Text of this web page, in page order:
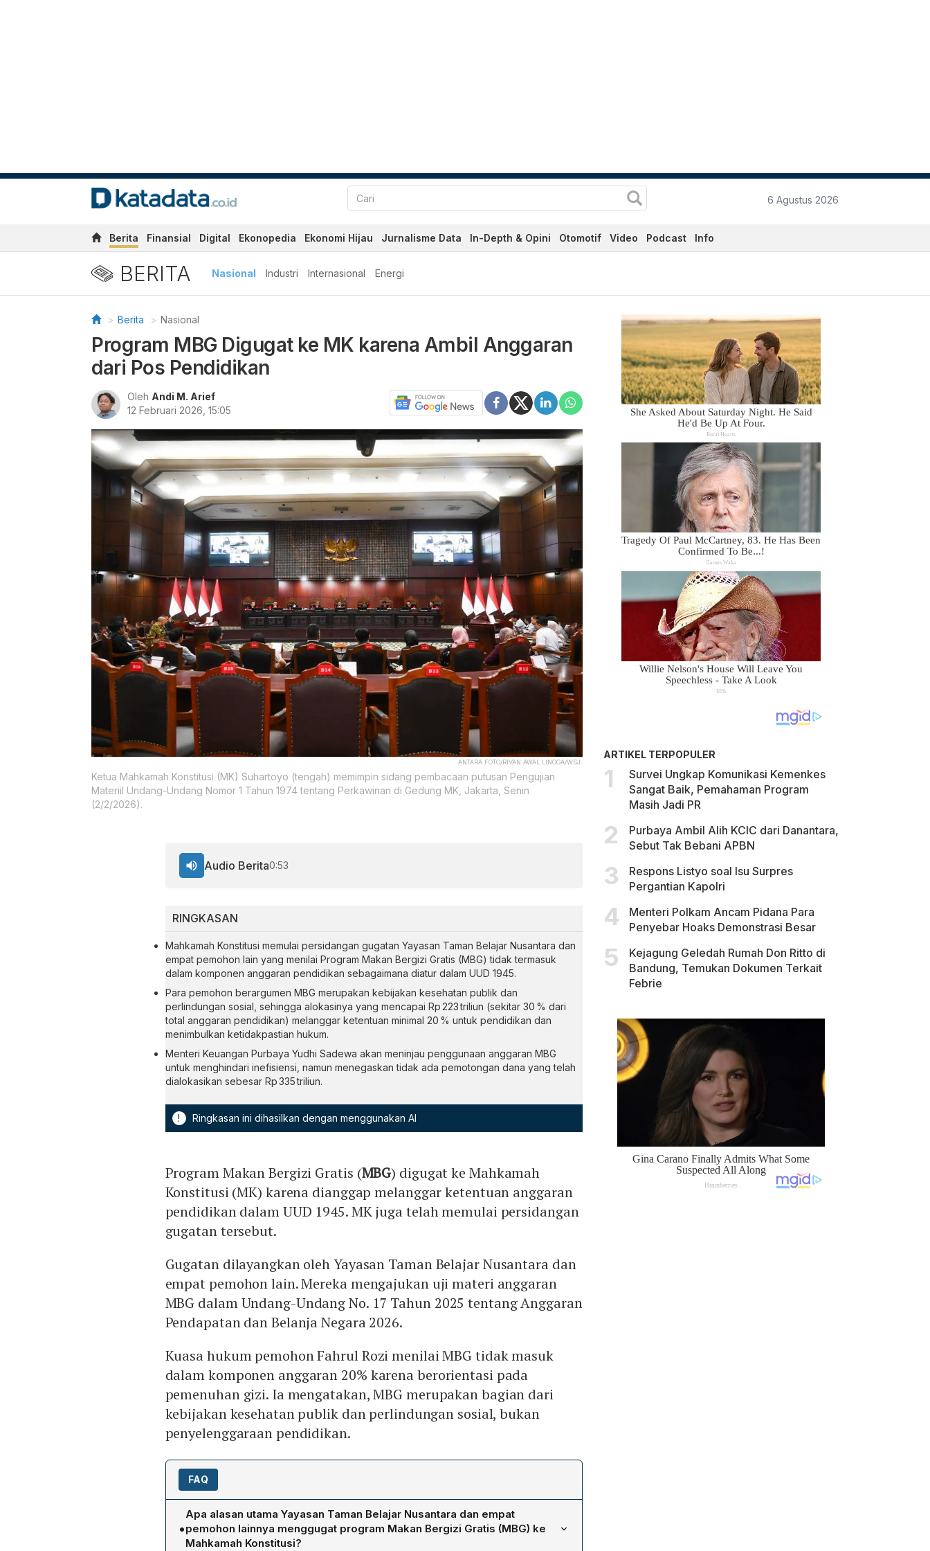
6 Agustus 2026
Berita Finansial Digital Ekonopedia Ekonomi Hijau Jurnalisme Data In-Depth & Opini Otomotif Video Podcast Info
BERITA Nasional Industri Internasional Energi
Berita Nasional
Program MBG Digugat ke MK karena Ambil Anggaran
dari Pos Pendidikan
Oleh Andi M. Arief
12 Februari 2026, 15:05
ANTARA FOTO/RIVAN AWAL LINGGA/WSJ.
Ketua Mahkamah Konstitusi (MK) Suhartoyo (tengah) memimpin sidang pembacaan putusan Pengujian
Materiil Undang-Undang Nomor 1 Tahun 1974 tentang Perkawinan di Gedung MK, Jakarta, Senin
(2/2/2026).
RINGKASAN
Mahkamah Konstitusi memulai persidangan gugatan Yayasan Taman Belajar Nusantara dan
empat pemohon lain yang menilai Program Makan Bergizi Gratis (MBG) tidak termasuk
dalam komponen anggaran pendidikan sebagaimana diatur dalam UUD 1945.
Para pemohon berargumen MBG merupakan kebijakan kesehatan publik dan
perlindungan sosial, sehingga alokasinya yang mencapai Rp 223 triliun (sekitar 30 % dari
total anggaran pendidikan) melanggar ketentuan minimal 20 % untuk pendidikan dan
menimbulkan ketidakpastian hukum.
Menteri Keuangan Purbaya Yudhi Sadewa akan meninjau penggunaan anggaran MBG
untuk menghindari inefisiensi, namun menegaskan tidak ada pemotongan dana yang telah
dialokasikan sebesar Rp 335 triliun.
! Ringkasan ini dihasilkan dengan menggunakan AI
Audio Berita0:53
Program Makan Bergizi Gratis (MBG) digugat ke Mahkamah
Konstitusi (MK) karena dianggap melanggar ketentuan anggaran
pendidikan dalam UUD 1945. MK juga telah memulai persidangan
gugatan tersebut.
Gugatan dilayangkan oleh Yayasan Taman Belajar Nusantara dan
empat pemohon lain. Mereka mengajukan uji materi anggaran
MBG dalam Undang-Undang No. 17 Tahun 2025 tentang Anggaran
Pendapatan dan Belanja Negara 2026.
Kuasa hukum pemohon Fahrul Rozi menilai MBG tidak masuk
dalam komponen anggaran 20% karena berorientasi pada
pemenuhan gizi. Ia mengatakan, MBG merupakan bagian dari
kebijakan kesehatan publik dan perlindungan sosial, bukan
penyelenggaraan pendidikan.
FAQ
•
Apa alasan utama Yayasan Taman Belajar Nusantara dan empat
pemohon lainnya menggugat program Makan Bergizi Gratis (MBG) ke
Mahkamah Konstitusi?
ARTIKEL TERPOPULER
Survei Ungkap Komunikasi Kemenkes
Sangat Baik, Pemahaman Program
Masih Jadi PR
Purbaya Ambil Alih KCIC dari Danantara,
Sebut Tak Bebani APBN
Respons Listyo soal Isu Surpres
Pergantian Kapolri
Menteri Polkam Ancam Pidana Para
Penyebar Hoaks Demonstrasi Besar
Kejagung Geledah Rumah Don Ritto di
Bandung, Temukan Dokumen Terkait
Febrie